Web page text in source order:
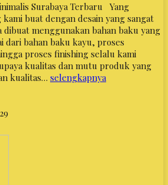
Surabaya Terbaru Yang
buat dengan desain yang sangat
menggunakan bahan baku yang
bahan baku kayu, proses
proses finishing selalu kami
kualitas dan mutu produk yang
kualitas… selengkapnya